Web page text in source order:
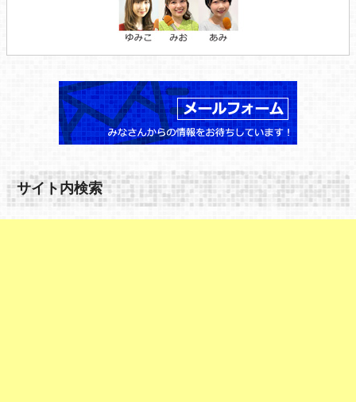
サイト内検索